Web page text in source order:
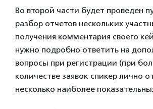
Во второй части будет проведен
разбор отчетов нескольких
получения комментария своего
нужно подробно ответить на
вопросы при регистрации (при
количестве заявок спикер лично
несколько наиболее